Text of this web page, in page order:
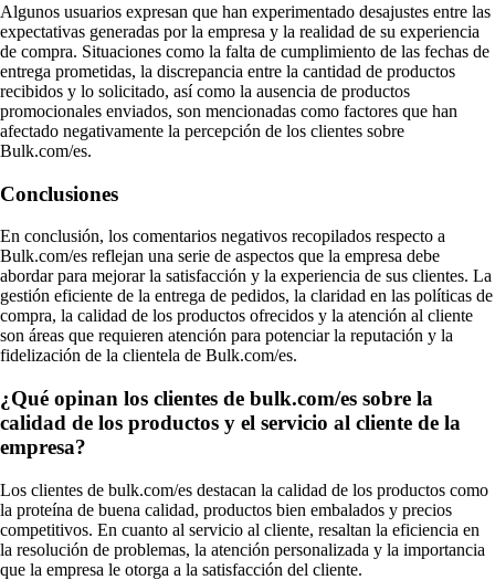
Algunos usuarios expresan que han experimentado desajustes entre las
expectativas generadas por la empresa y la realidad de su experiencia
de compra. Situaciones como la falta de cumplimiento de las fechas de
entrega prometidas, la discrepancia entre la cantidad de productos
recibidos y lo solicitado, así como la ausencia de productos
promocionales enviados, son mencionadas como factores que han
afectado negativamente la percepción de los clientes sobre
Bulk.com/es.
Conclusiones
En conclusión, los comentarios negativos recopilados respecto a
Bulk.com/es reflejan una serie de aspectos que la empresa debe
abordar para mejorar la satisfacción y la experiencia de sus clientes. La
gestión eficiente de la entrega de pedidos, la claridad en las políticas de
compra, la calidad de los productos ofrecidos y la atención al cliente
son áreas que requieren atención para potenciar la reputación y la
fidelización de la clientela de Bulk.com/es.
¿Qué opinan los clientes de bulk.com/es sobre la
calidad de los productos y el servicio al cliente de la
empresa?
Los clientes de bulk.com/es destacan la calidad de los productos como
la proteína de buena calidad, productos bien embalados y precios
competitivos. En cuanto al servicio al cliente, resaltan la eficiencia en
la resolución de problemas, la atención personalizada y la importancia
que la empresa le otorga a la satisfacción del cliente.